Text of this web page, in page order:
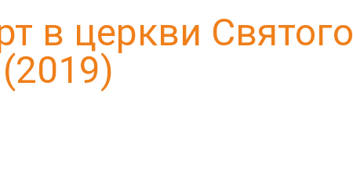
в церкви Святого